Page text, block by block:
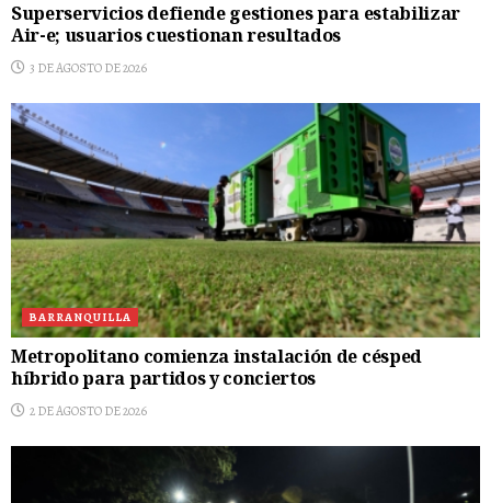
Superservicios defiende gestiones para estabilizar
Air-e; usuarios cuestionan resultados
3 DE AGOSTO DE 2026
BARRANQUILLA
Metropolitano comienza instalación de césped
híbrido para partidos y conciertos
2 DE AGOSTO DE 2026